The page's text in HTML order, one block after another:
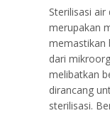
Sterilisasi
merupakan
memastikan
dari
melibatkan
dirancang
sterilisasi.